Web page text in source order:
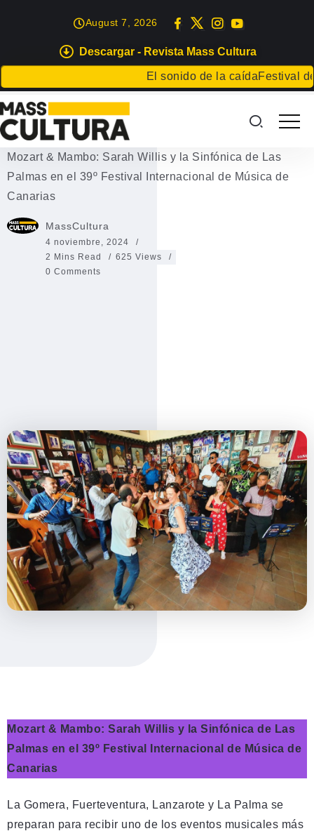
Descargar - Revista Mass Cultura
El sonido de la caídaFestival de
August 7, 2026
EVENTOS
Mozart & Mambo: Sarah Willis y
la Sinfónica de Las Palmas
Mozart & Mambo: Sarah Willis y la Sinfónica de Las
Palmas en el 39º Festival Internacional de Música de
Canarias
MassCultura
4 noviembre, 2024
2 Mins Read
625 Views
0 Comments
Mozart & Mambo: Sarah Willis y la Sinfónica de Las
Palmas en el 39º Festival Internacional de Música de
Canarias
La Gomera, Fuerteventura, Lanzarote y La Palma se
preparan para recibir uno de los eventos musicales más